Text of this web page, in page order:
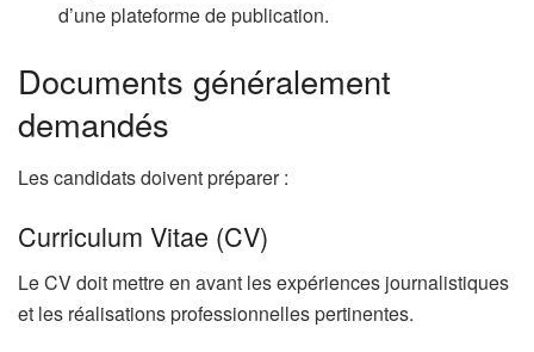
d’une plateforme de publication.
Documents généralement
demandés
Les candidats doivent préparer :
Curriculum Vitae (CV)
Le CV doit mettre en avant les expériences journalistiques
et les réalisations professionnelles pertinentes.